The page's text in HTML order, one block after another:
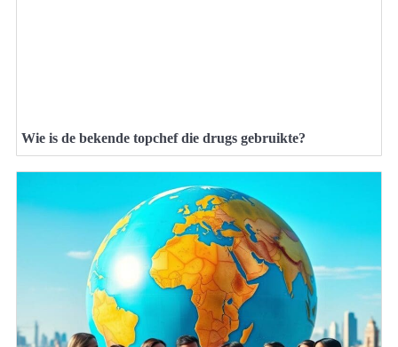
Wie is de bekende topchef die drugs gebruikte?